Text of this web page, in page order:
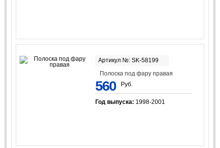
Артикул №: SK-58199
Полоска под фару правая
560 Руб.
Год выпуска: 1998-2001